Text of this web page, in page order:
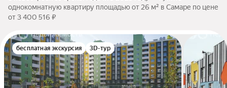
однокомнатную квартиру площадью от 26 м² в Самаре по цене
от 3 400 516 ₽
бесплатная экскурсия 3D-тур